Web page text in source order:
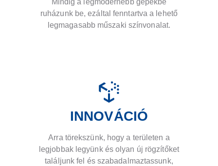
Mindig a legmodernebb gépekbe
ruházunk be, ezáltal fenntartva a lehető
legmagasabb műszaki színvonalat.
INNOVÁCIÓ
Arra törekszünk, hogy a területen a
legjobbak legyünk és olyan új rögzítőket
találjunk fel és szabadalmaztassunk,